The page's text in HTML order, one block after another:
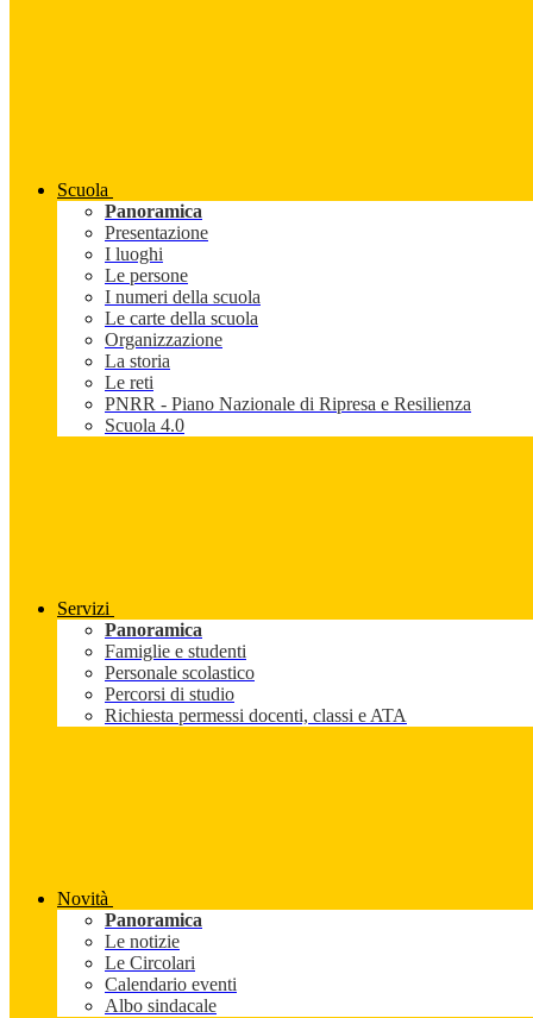
Scuola
Panoramica
Presentazione
I luoghi
Le persone
I numeri della scuola
Le carte della scuola
Organizzazione
La storia
Le reti
PNRR - Piano Nazionale di Ripresa e Resilienza
Scuola 4.0
Servizi
Panoramica
Famiglie e studenti
Personale scolastico
Percorsi di studio
Richiesta permessi docenti, classi e ATA
Novità
Panoramica
Le notizie
Le Circolari
Calendario eventi
Albo sindacale